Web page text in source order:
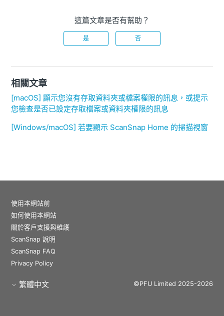
這篇文章是否有幫助？
是 否
相關文章
[macOS] 顯示您沒有存取資料夾或檔案權限的訊息，或提示
您檢查是否已設定存取檔案或資料夾權限的訊息
[Windows/macOS] 若要顯示 ScanSnap Home 的掃描視窗
使用本網站前
如何使用本網站
關於客戶支援與維護
ScanSnap 說明
ScanSnap FAQ
Privacy Policy
繁體中文 ©PFU Limited 2025-2026